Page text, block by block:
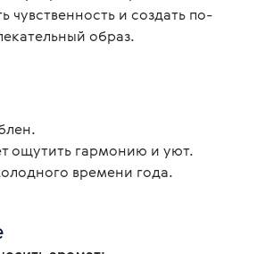
чувственность и создать по-
образ.
ощутить гармонию и уют.
времени года.